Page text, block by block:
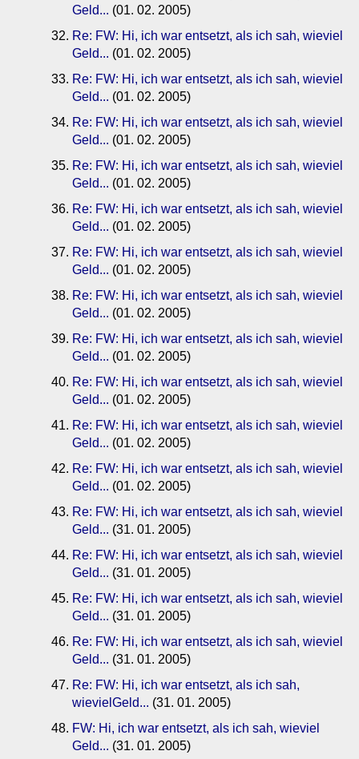
Geld... (01. 02. 2005)
Re: FW: Hi, ich war entsetzt, als ich sah, wieviel
Geld... (01. 02. 2005)
Re: FW: Hi, ich war entsetzt, als ich sah, wieviel
Geld... (01. 02. 2005)
Re: FW: Hi, ich war entsetzt, als ich sah, wieviel
Geld... (01. 02. 2005)
Re: FW: Hi, ich war entsetzt, als ich sah, wieviel
Geld... (01. 02. 2005)
Re: FW: Hi, ich war entsetzt, als ich sah, wieviel
Geld... (01. 02. 2005)
Re: FW: Hi, ich war entsetzt, als ich sah, wieviel
Geld... (01. 02. 2005)
Re: FW: Hi, ich war entsetzt, als ich sah, wieviel
Geld... (01. 02. 2005)
Re: FW: Hi, ich war entsetzt, als ich sah, wieviel
Geld... (01. 02. 2005)
Re: FW: Hi, ich war entsetzt, als ich sah, wieviel
Geld... (01. 02. 2005)
Re: FW: Hi, ich war entsetzt, als ich sah, wieviel
Geld... (01. 02. 2005)
Re: FW: Hi, ich war entsetzt, als ich sah, wieviel
Geld... (01. 02. 2005)
Re: FW: Hi, ich war entsetzt, als ich sah, wieviel
Geld... (31. 01. 2005)
Re: FW: Hi, ich war entsetzt, als ich sah, wieviel
Geld... (31. 01. 2005)
Re: FW: Hi, ich war entsetzt, als ich sah, wieviel
Geld... (31. 01. 2005)
Re: FW: Hi, ich war entsetzt, als ich sah, wieviel
Geld... (31. 01. 2005)
Re: FW: Hi, ich war entsetzt, als ich sah,
wievielGeld... (31. 01. 2005)
FW: Hi, ich war entsetzt, als ich sah, wieviel
Geld... (31. 01. 2005)